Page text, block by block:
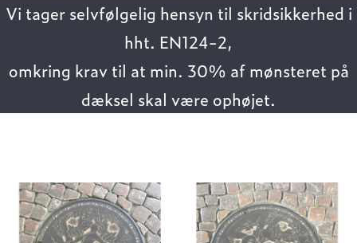
Vi tager selvfølgelig hensyn til skridsikkerhed i
hht. EN124-2,
omkring krav til at min. 30% af mønsteret på
dæksel skal være ophøjet.